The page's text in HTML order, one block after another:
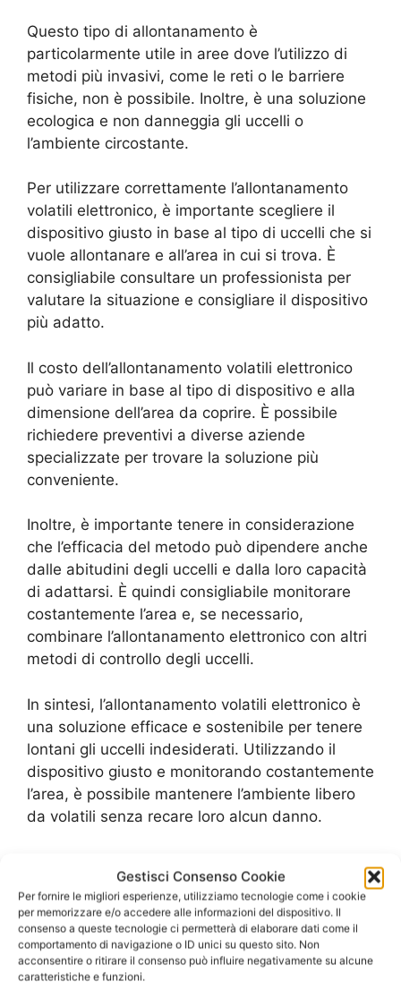
Gestisci Consenso Cookie
Per fornire le migliori esperienze, utilizziamo tecnologie come i cookie
per memorizzare e/o accedere alle informazioni del dispositivo. Il
consenso a queste tecnologie ci permetterà di elaborare dati come il
comportamento di navigazione o ID unici su questo sito. Non
acconsentire o ritirare il consenso può influire negativamente su alcune
caratteristiche e funzioni.
Questo tipo di allontanamento è
particolarmente utile in aree dove l’utilizzo di
metodi più invasivi, come le reti o le barriere
fisiche, non è possibile. Inoltre, è una soluzione
ecologica e non danneggia gli uccelli o
l’ambiente circostante.
Per utilizzare correttamente l’allontanamento
volatili elettronico, è importante scegliere il
dispositivo giusto in base al tipo di uccelli che si
vuole allontanare e all’area in cui si trova. È
consigliabile consultare un professionista per
valutare la situazione e consigliare il dispositivo
più adatto.
Il costo dell’allontanamento volatili elettronico
può variare in base al tipo di dispositivo e alla
dimensione dell’area da coprire. È possibile
richiedere preventivi a diverse aziende
specializzate per trovare la soluzione più
conveniente.
Inoltre, è importante tenere in considerazione
che l’efficacia del metodo può dipendere anche
dalle abitudini degli uccelli e dalla loro capacità
di adattarsi. È quindi consigliabile monitorare
costantemente l’area e, se necessario,
combinare l’allontanamento elettronico con altri
metodi di controllo degli uccelli.
In sintesi, l’allontanamento volatili elettronico è
una soluzione efficace e sostenibile per tenere
lontani gli uccelli indesiderati. Utilizzando il
dispositivo giusto e monitorando costantemente
l’area, è possibile mantenere l’ambiente libero
da volatili senza recare loro alcun danno.
Allontanamento volatili naturale:
rimedi fai-da-te per tenere
lontani gli uccelli
Gli uccelli possono essere una piacevole